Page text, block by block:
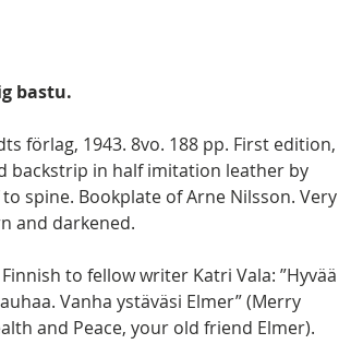
bastu.
förlag, 1943. 8vo. 188 pp. First edition,
backstrip in half imitation leather by
spine. Bookplate of Arne Nilsson. Very
and darkened.
to fellow writer Katri Vala: ”Hyvää
Vanha ystäväsi Elmer” (Merry
and Peace, your old friend Elmer).